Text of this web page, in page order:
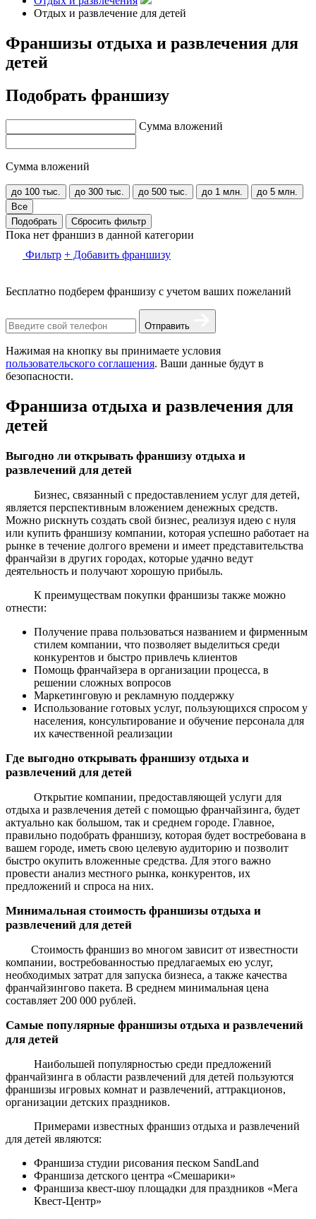
Отдых и развлечение для детей
Франшизы отдыха и развлечения для
детей
Подобрать франшизу
Сумма вложений
Сумма вложений
до 100 тыс. до 300 тыс. до 500 тыс. до 1 млн.
до 5 млн.
Все
Подобрать
Сбросить фильтр
Пока нет франшиз в данной категории
Фильтр + Добавить франшизу
Бесплатно подберем франшизу с учетом ваших пожеланий
Отправить
Нажимая на кнопку вы принимаете условия
пользовательского соглашения. Ваши данные будут в
безопасности.
Франшиза отдыха и развлечения для
детей
Выгодно ли открывать франшизу отдыха и
развлечений для детей
Бизнес, связанный с предоставлением услуг для детей,
является перспективным вложением денежных средств.
Можно рискнуть создать свой бизнес, реализуя идею с нуля
или купить франшизу компании, которая успешно работает на
рынке в течение долгого времени и имеет представительства
франчайзи в других городах, которые удачно ведут
деятельность и получают хорошую прибыль.
К преимуществам покупки франшизы также можно
отнести:
Получение права пользоваться названием и фирменным
стилем компании, что позволяет выделиться среди
конкурентов и быстро привлечь клиентов
Помощь франчайзера в организации процесса, в
решении сложных вопросов
Маркетинговую и рекламную поддержку
Использование готовых услуг, пользующихся спросом у
населения, консультирование и обучение персонала для
их качественной реализации
Где выгодно открывать франшизу отдыха и
развлечений для детей
Открытие компании, предоставляющей услуги для
отдыха и развлечения детей с помощью франчайзинга, будет
актуально как большом, так и среднем городе. Главное,
правильно подобрать франшизу, которая будет востребована в
вашем городе, иметь свою целевую аудиторию и позволит
быстро окупить вложенные средства. Для этого важно
провести анализ местного рынка, конкурентов, их
предложений и спроса на них.
Минимальная стоимость франшизы отдыха и
развлечений для детей
Стоимость франшиз во многом зависит от известности
компании, востребованностью предлагаемых ею услуг,
необходимых затрат для запуска бизнеса, а также качества
франчайзингово пакета. В среднем минимальная цена
составляет 200 000 рублей.
Самые популярные франшизы отдыха и развлечений
для детей
Наибольшей популярностью среди предложений
франчайзинга в области развлечений для детей пользуются
франшизы игровых комнат и развлечений, аттракционов,
организации детских праздников.
Примерами известных франшиз отдыха и развлечений
для детей являются:
Франшиза студии рисования песком SandLand
Франшиза детского центра «Смешарики»
Франшиза квест-шоу площадки для праздников «Мега
Квест-Центр»